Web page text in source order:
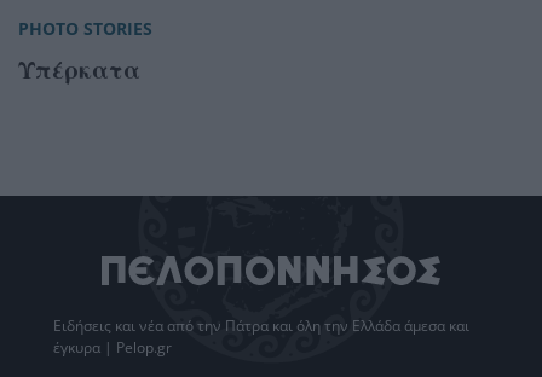
PHOTO STORIES
Υπέρκατα
Ειδήσεις και νέα από την Πάτρα και όλη την Ελλάδα άμεσα και
έγκυρα | Pelop.gr